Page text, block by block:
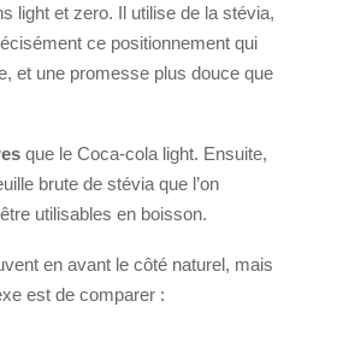
light et zero. Il utilise de la stévia,
ce positionnement qui
et une promesse plus douce que
que le Coca-cola light. Ensuite,
brute de stévia que l’on
utilisables en boisson.
en avant le côté naturel, mais
est de comparer :